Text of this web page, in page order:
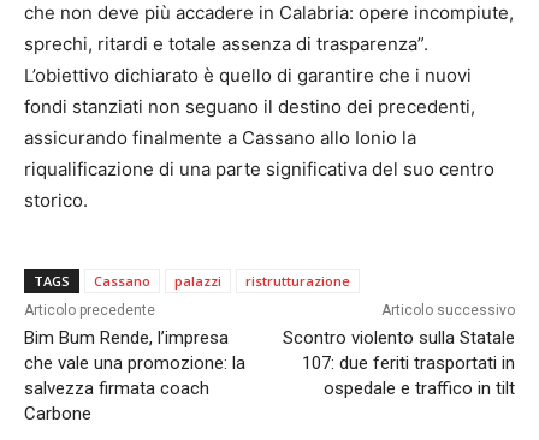
che non deve più accadere in Calabria: opere incompiute,
sprechi, ritardi e totale assenza di trasparenza”.
L’obiettivo dichiarato è quello di garantire che i nuovi
fondi stanziati non seguano il destino dei precedenti,
assicurando finalmente a Cassano allo Ionio la
riqualificazione di una parte significativa del suo centro
storico.
TAGS Cassano palazzi ristrutturazione
Articolo precedente
Bim Bum Rende, l’impresa
che vale una promozione: la
salvezza firmata coach
Carbone
Articolo successivo
Scontro violento sulla Statale
107: due feriti trasportati in
ospedale e traffico in tilt